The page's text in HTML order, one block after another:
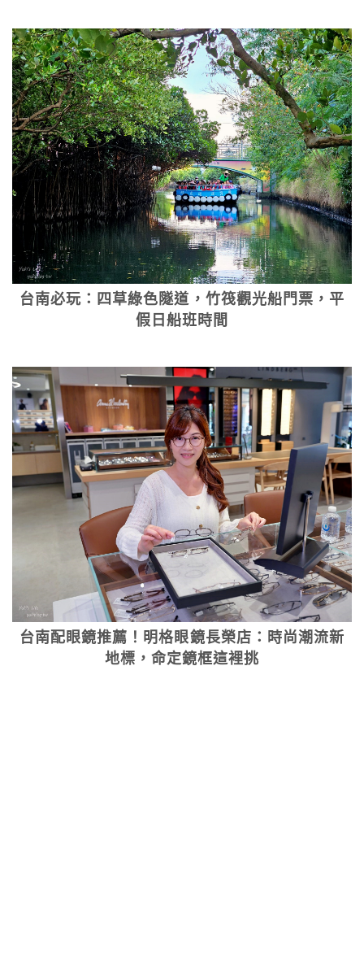
台南必玩：四草綠色隧道，竹筏觀光船門票，平
假日船班時間
台南配眼鏡推薦！明格眼鏡長榮店：時尚潮流新
地標，命定鏡框這裡挑